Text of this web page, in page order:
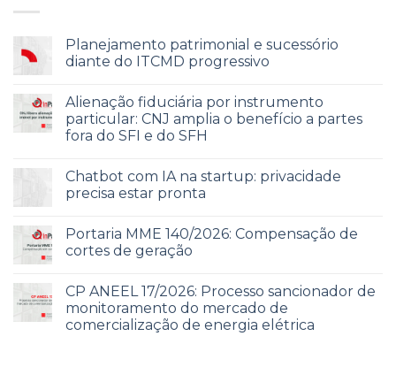
Planejamento patrimonial e sucessório
diante do ITCMD progressivo
Alienação fiduciária por instrumento
particular: CNJ amplia o benefício a partes
fora do SFI e do SFH
Chatbot com IA na startup: privacidade
precisa estar pronta
Portaria MME 140/2026: Compensação de
cortes de geração
CP ANEEL 17/2026: Processo sancionador de
monitoramento do mercado de
comercialização de energia elétrica